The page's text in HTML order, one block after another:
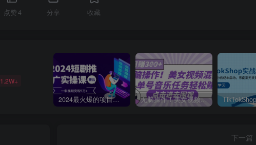
点赞4 分享 收藏
1.2W+
2024最火爆的项目短剧推广实操课，一条视频变现5万+【附软件工具】 无脑操作！美女视频混剪，单号音乐任务轻松日入3张+
下一篇